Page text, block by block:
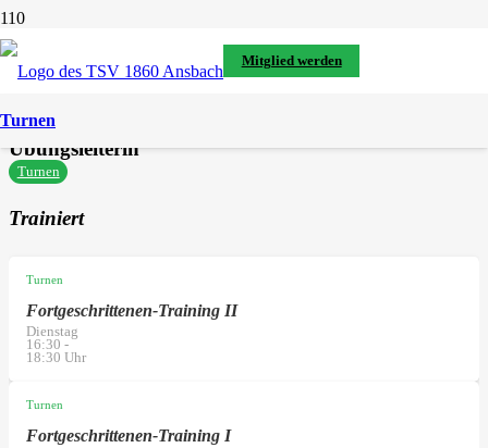
Mitglied werden
Turnen
alle Personen im TSV
Miriam Stapff
Übungsleiterin
Turnen
Trainiert
Turnen
Fortgeschrittenen-Training II
Dienstag
16:30 -
18:30 Uhr
Turnen
Fortgeschrittenen-Training I